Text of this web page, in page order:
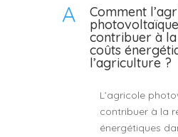
A Comment
contribuer à
coûts
l’agriculture ?
L’agricole
contribuer à la
énergétiques